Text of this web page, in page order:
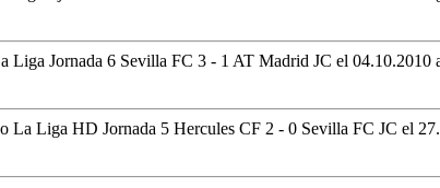
Liga Jornada 6 Sevilla FC 3 - 1 AT Madrid JC el 04.10.2010
La Liga HD Jornada 5 Hercules CF 2 - 0 Sevilla FC JC el